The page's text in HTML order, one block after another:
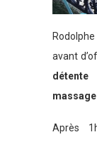
avant
Après